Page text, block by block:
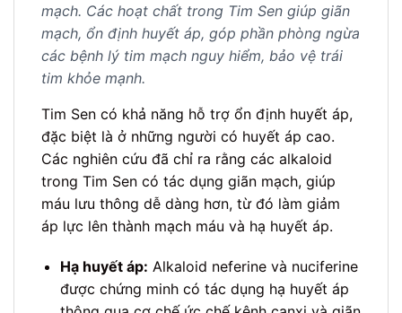
mạch. Các hoạt chất trong Tim Sen giúp giãn
mạch, ổn định huyết áp, góp phần phòng ngừa
các bệnh lý tim mạch nguy hiểm, bảo vệ trái
tim khỏe mạnh.
Tim Sen có khả năng hỗ trợ ổn định huyết áp,
đặc biệt là ở những người có huyết áp cao.
Các nghiên cứu đã chỉ ra rằng các alkaloid
trong Tim Sen có tác dụng giãn mạch, giúp
máu lưu thông dễ dàng hơn, từ đó làm giảm
áp lực lên thành mạch máu và hạ huyết áp.
Hạ huyết áp: Alkaloid neferine và nuciferine
được chứng minh có tác dụng hạ huyết áp